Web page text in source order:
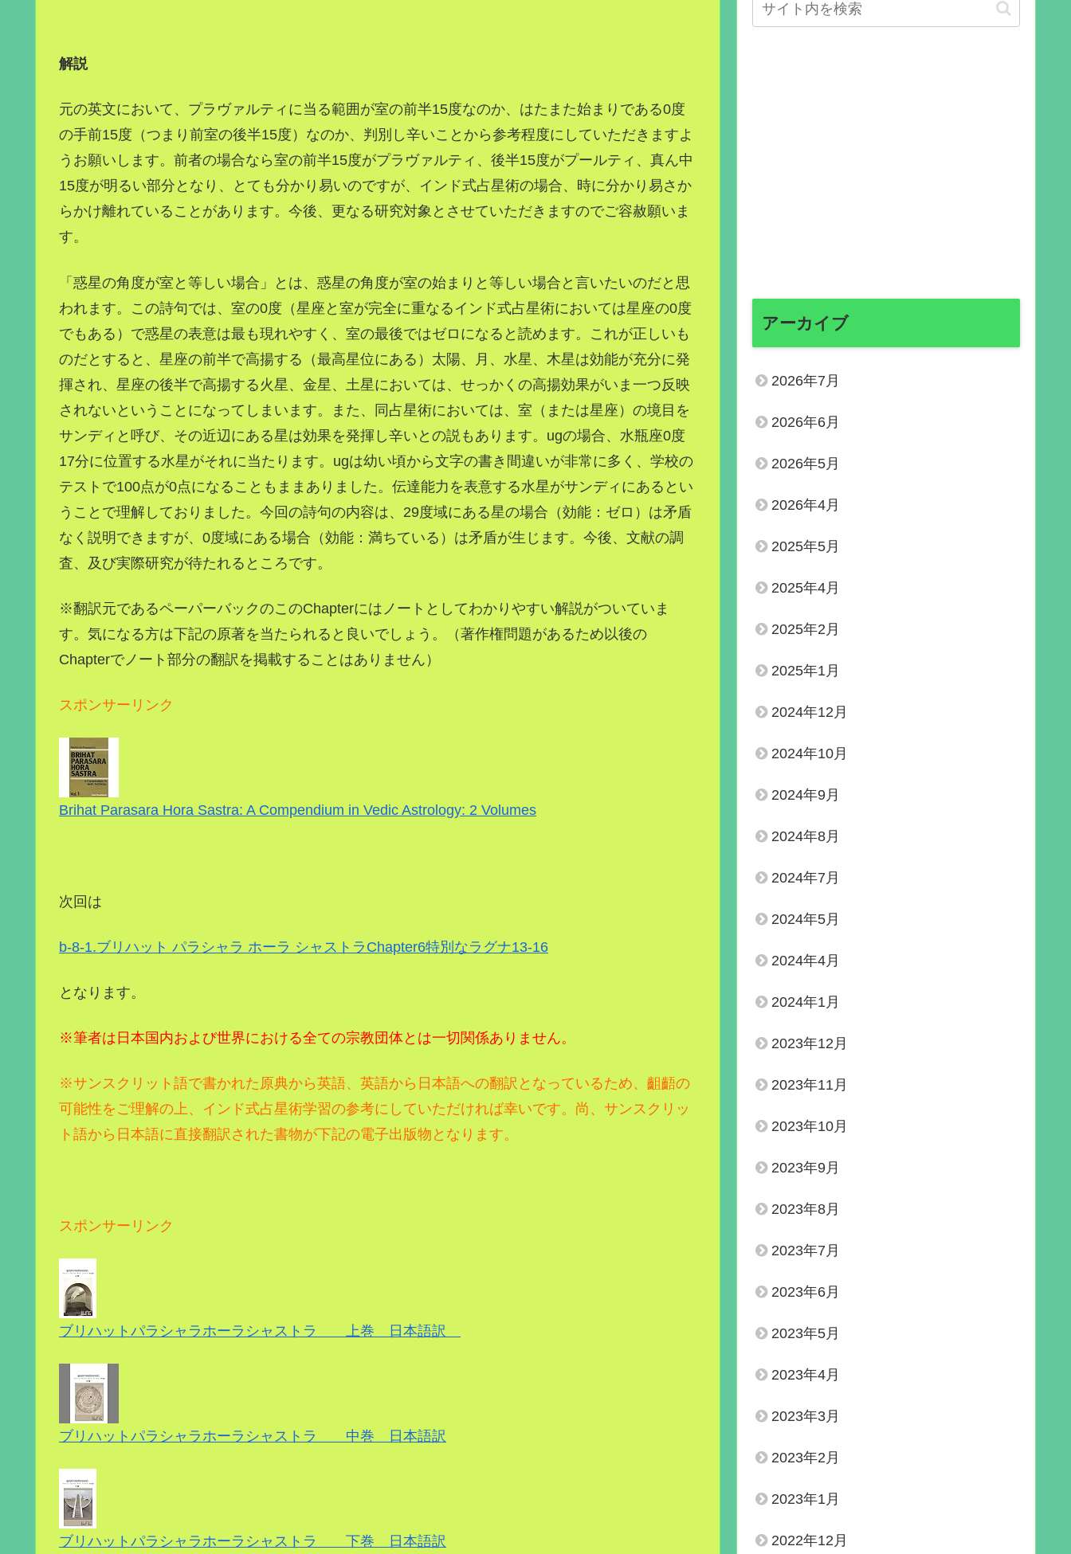
解説
元の英文において、プラヴァルティに当る範囲が室の前半15度なのか、はたまた始まりである0度
の手前15度（つまり前室の後半15度）なのか、判別し辛いことから参考程度にしていただきますよ
うお願いします。前者の場合なら室の前半15度がプラヴァルティ、後半15度がプールティ、真ん中
15度が明るい部分となり、とても分かり易いのですが、インド式占星術の場合、時に分かり易さか
らかけ離れていることがあります。今後、更なる研究対象とさせていただきますのでご容赦願いま
す。
「惑星の角度が室と等しい場合」とは、惑星の角度が室の始まりと等しい場合と言いたいのだと思
われます。この詩句では、室の0度（星座と室が完全に重なるインド式占星術においては星座の0度
でもある）で惑星の表意は最も現れやすく、室の最後ではゼロになると読めます。これが正しいも
のだとすると、星座の前半で高揚する（最高星位にある）太陽、月、水星、木星は効能が充分に発
揮され、星座の後半で高揚する火星、金星、土星においては、せっかくの高揚効果がいま一つ反映
されないということになってしまいます。また、同占星術においては、室（または星座）の境目を
サンディと呼び、その近辺にある星は効果を発揮し辛いとの説もあります。ugの場合、水瓶座0度
17分に位置する水星がそれに当たります。ugは幼い頃から文字の書き間違いが非常に多く、学校の
テストで100点が0点になることもままありました。伝達能力を表意する水星がサンディにあるとい
うことで理解しておりました。今回の詩句の内容は、29度域にある星の場合（効能：ゼロ）は矛盾
なく説明できますが、0度域にある場合（効能：満ちている）は矛盾が生じます。今後、文献の調
査、及び実際研究が待たれるところです。
※翻訳元であるペーパーバックのこのChapterにはノートとしてわかりやすい解説がついていま
す。気になる方は下記の原著を当たられると良いでしょう。（著作権問題があるため以後の
Chapterでノート部分の翻訳を掲載することはありません）
スポンサーリンク
Brihat Parasara Hora Sastra: A Compendium in Vedic Astrology: 2 Volumes
次回は
b-8-1.ブリハット パラシャラ ホーラ シャストラChapter6特別なラグナ13-16
となります。
※筆者は日本国内および世界における全ての宗教団体とは一切関係ありません。
※サンスクリット語で書かれた原典から英語、 英語から日本語への翻訳となっているため、齟齬の
可能性をご理解の上、インド式占星術学習の参考にしていただければ幸いです。尚、サンスクリッ
ト語から日本語に直接翻訳された書物が下記の電子出版物となります。
スポンサーリンク
ブリハットパラシャラホーラシャストラ 上巻 日本語訳
ブリハットパラシャラホーラシャストラ 中巻 日本語訳
ブリハットパラシャラホーラシャストラ 下巻 日本語訳
アーカイブ
2026年7月
2026年6月
2026年5月
2026年4月
2025年5月
2025年4月
2025年2月
2025年1月
2024年12月
2024年10月
2024年9月
2024年8月
2024年7月
2024年5月
2024年4月
2024年1月
2023年12月
2023年11月
2023年10月
2023年9月
2023年8月
2023年7月
2023年6月
2023年5月
2023年4月
2023年3月
2023年2月
2023年1月
2022年12月